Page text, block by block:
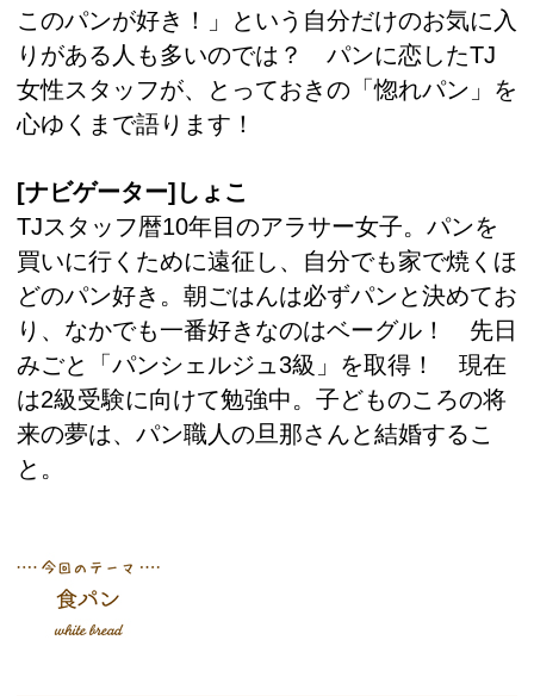
このパンが好き！」という自分だけのお気に入
りがある人も多いのでは？ パンに恋したTJ
女性スタッフが、とっておきの「惚れパン」を
心ゆくまで語ります！
[ナビゲーター]しょこ
TJスタッフ暦10年目のアラサー女子。パンを
買いに行くために遠征し、自分でも家で焼くほ
どのパン好き。朝ごはんは必ずパンと決めてお
り、なかでも一番好きなのはベーグル！ 先日
みごと「パンシェルジュ3級」を取得！ 現在
は2級受験に向けて勉強中。子どものころの将
来の夢は、パン職人の旦那さんと結婚するこ
と。